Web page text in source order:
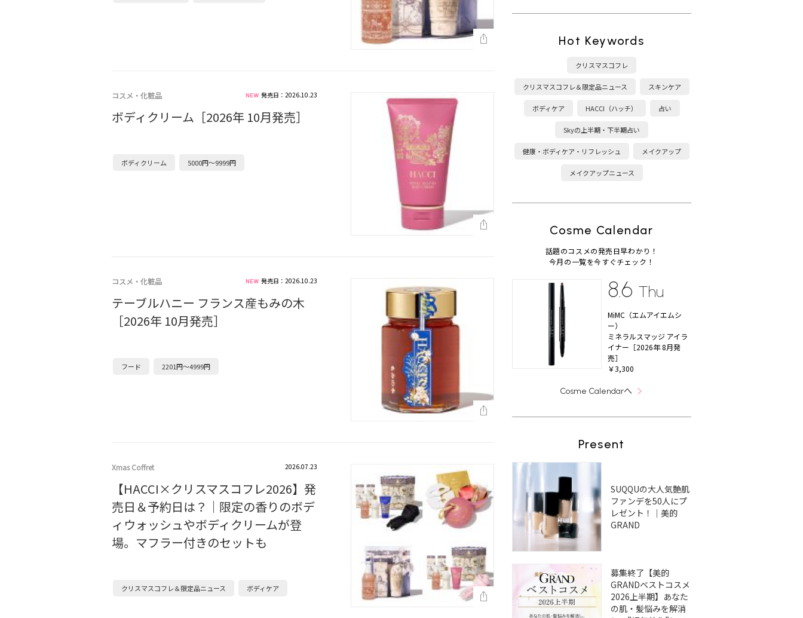
コスメ・化粧品 発売日：2026.10.23
ボディクリーム［2026年 10月発売］
ボディクリーム 5000円～9999円
コスメ・化粧品 発売日：2026.10.23
テーブルハニー フランス産もみの木
［2026年 10月発売］
フード 2201円～4999円
Xmas Coffret 2026.07.23
【HACCI×クリスマスコフレ2026】発
売日＆予約日は？｜限定の香りのボデ
ィウォッシュやボディクリームが登
場。マフラー付きのセットも
クリスマスコフレ＆限定品ニュース ボディケア
Hot Keywords
クリスマスコフレ
クリスマスコフレ＆限定品ニュース スキンケア
ボディケア HACCI（ハッチ） 占い
Skyの上半期・下半期占い
健康・ボディケア・リフレッシュ メイクアップ
メイクアップニュース
Cosme Calendar
話題のコスメの発売日早わかり！
今月の一覧を今すぐチェック！
8.6 Thu
MiMC（エムアイエムシ
ー）
ミネラルスマッジ アイラ
イナー［2026年 8月発
売］
￥3,300
Cosme Calendarへ
Present
SUQQUの大人気艶肌
ファンデを50人にプ
レゼント！｜美的
GRAND
募集終了【美的
GRANDベストコスメ
2026上半期】あなた
の肌・髪悩みを解消